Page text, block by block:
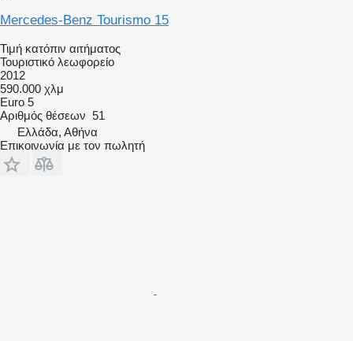
Mercedes-Benz Tourismo 15
Τιμή κατόπιν αιτήματος
Τουριστικό λεωφορείο
2012
590.000 χλμ
Euro 5
Αριθμός θέσεων 51
Ελλάδα, Αθήνα
Επικοινωνία με τον πωλητή